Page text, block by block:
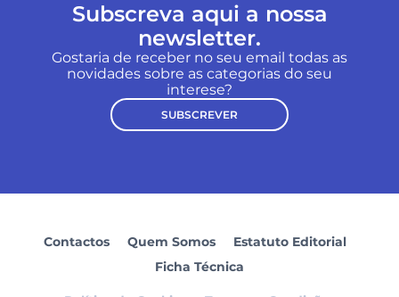
Subscreva aqui a nossa
newsletter.
Gostaria de receber no seu email todas as
novidades sobre as categorias do seu
interese?
SUBSCREVER
Contactos Quem Somos
Estatuto Editorial
Ficha Técnica